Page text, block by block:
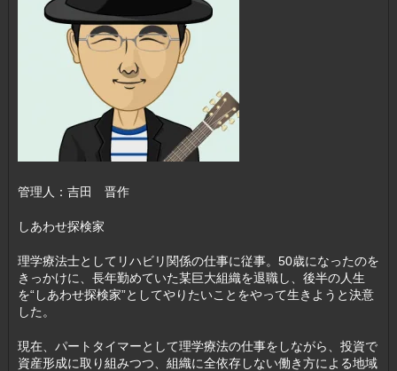
管理人：吉田 晋作
しあわせ探検家
理学療法士としてリハビリ関係の仕事に従事。50歳になったのを
きっかけに、長年勤めていた某巨大組織を退職し、後半の人生
を“しあわせ探検家”としてやりたいことをやって生きようと決意
した。
現在、パートタイマーとして理学療法の仕事をしながら、投資で
資産形成に取り組みつつ、組織に全依存しない働き方による地域